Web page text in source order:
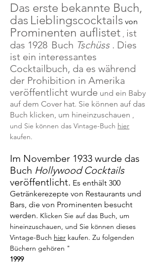
Das erste bekannte Buch,
das Lieblingscocktails von
Prominenten auflistet , ist
das 1928 Buch Tschüss . Dies
ist ein interessantes
Cocktailbuch, da es während
der Prohibition in Amerika
veröffentlicht wurde und ein Baby
auf dem Cover hat. Sie können auf das
Buch klicken, um hineinzuschauen ,
und Sie können das Vintage-Buch hier
kaufen.
Im November 1933 wurde das
Buch Hollywood Cocktails
veröffentlicht. Es enthält 300
Getränkerezepte von Restaurants und
Bars, die von Prominenten besucht
werden. Klicken Sie auf das Buch, um
hineinzuschauen, und Sie können dieses
Vintage-Buch hier kaufen. Zu folgenden
Büchern gehören "
1999